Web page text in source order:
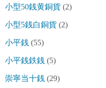
小型50銭黄銅貨 (2)
小型5銭白銅貨 (2)
小平銭 (55)
小平銭鉄銭 (5)
崇寧当十銭 (29)